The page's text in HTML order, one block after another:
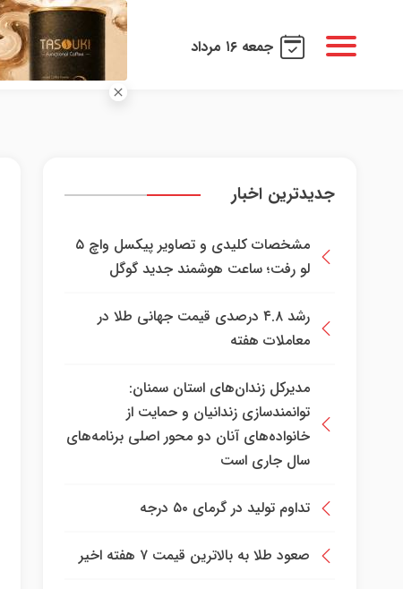
جمعه ۱۶ مرداد
جدیدترین اخبار
مشخصات کلیدی و تصاویر پیکسل واچ ۵
لو رفت؛ ساعت هوشمند جدید گوگل
رشد ۴.۸ درصدی قیمت جهانی طلا در
معاملات هفته
مدیرکل زندان‌های استان سمنان:
توانمندسازی زندانیان و حمایت از
خانواده‌های آنان دو محور اصلی برنامه‌های
سال جاری است
تداوم تولید در گرمای ۵۰ درجه
صعود طلا به بالاترین قیمت ۷ هفته اخیر